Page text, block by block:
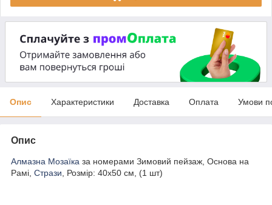
Опис Характеристики Доставка Оплата Умови
Опис
Алмазна Мозаїка за номерами Зимовий пейзаж, Основа на
Рамі, Стрази, Розмір: 40х50 см, (1 шт)